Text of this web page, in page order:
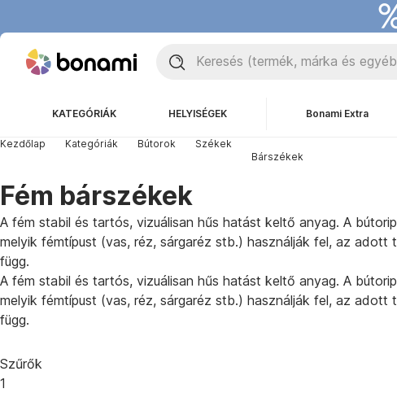
KATEGÓRIÁK HELYISÉGEK Bonami Extra
Kezdőlap Kategóriák Bútorok
Székek
Bárszékek
Fém bárszékek
A fém stabil és tartós, vizuálisan hűs hatást keltő anyag. A
melyik fémtípust (vas, réz, sárgaréz stb.) használják fel, az
függ.
A fém stabil és tartós, vizuálisan hűs hatást keltő anyag. A
melyik fémtípust (vas, réz, sárgaréz stb.) használják fel, az
függ.
Szűrők
1